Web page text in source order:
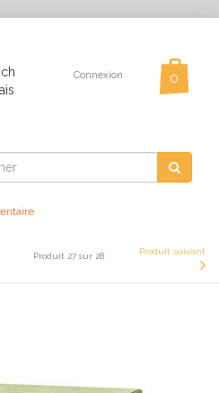
Connexion
Produit 27 sur 28 Produit suivant